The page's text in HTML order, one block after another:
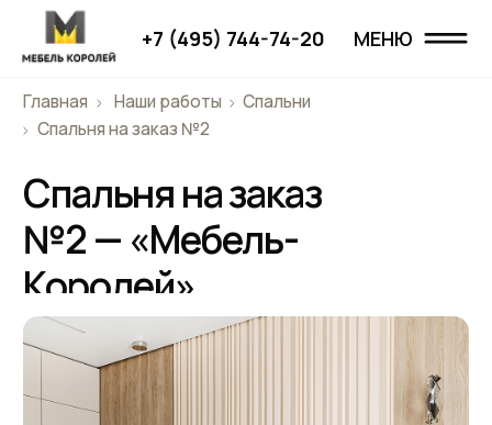
+7 (495) 744-74-20
Наши работы
Проекты
Главная
О компании
Дизайнерам
Отзывы
Контакты
Спальня на заказ №2
Спальня на заказ
№2 — «Мебель-
Королей»